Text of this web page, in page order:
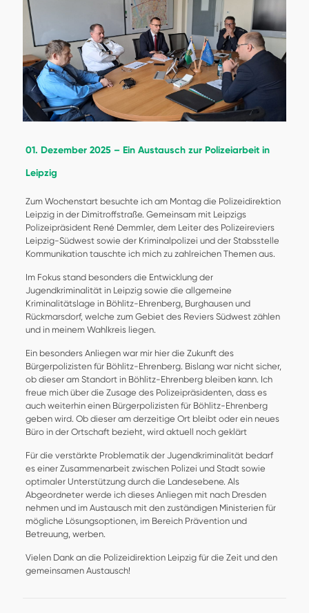
01. Dezember 2025 – Ein Austausch zur Polizeiarbeit in
Leipzig
Zum Wochenstart besuchte ich am Montag die Polizeidirektion
Leipzig in der Dimitroffstraße. Gemeinsam mit Leipzigs
Polizeipräsident René Demmler, dem Leiter des Polizeireviers
Leipzig-Südwest sowie der Kriminalpolizei und der Stabsstelle
Kommunikation tauschte ich mich zu zahlreichen Themen aus.
Im Fokus stand besonders die Entwicklung der
Jugendkriminalität in Leipzig sowie die allgemeine
Kriminalitätslage in Böhlitz-Ehrenberg, Burghausen und
Rückmarsdorf, welche zum Gebiet des Reviers Südwest zählen
und in meinem Wahlkreis liegen.
Ein besonders Anliegen war mir hier die Zukunft des
Bürgerpolizisten für Böhlitz-Ehrenberg. Bislang war nicht sicher,
ob dieser am Standort in Böhlitz-Ehrenberg bleiben kann. Ich
freue mich über die Zusage des Polizeipräsidenten, dass es
auch weiterhin einen Bürgerpolizisten für Böhlitz-Ehrenberg
geben wird. Ob dieser am derzeitige Ort bleibt oder ein neues
Büro in der Ortschaft bezieht, wird aktuell noch geklärt
Für die verstärkte Problematik der Jugendkriminalität bedarf
es einer Zusammenarbeit zwischen Polizei und Stadt sowie
optimaler Unterstützung durch die Landesebene. Als
Abgeordneter werde ich dieses Anliegen mit nach Dresden
nehmen und im Austausch mit den zuständigen Ministerien für
mögliche Lösungsoptionen, im Bereich Prävention und
Betreuung, werben.
Vielen Dank an die Polizeidirektion Leipzig für die Zeit und den
gemeinsamen Austausch!